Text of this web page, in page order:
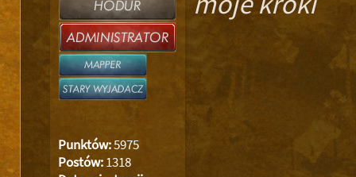
Punktów:5975
Postów:1318